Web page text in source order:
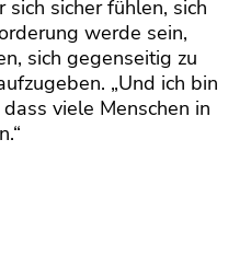
sich sicher fühlen, sich
werde sein,
sich gegenseitig zu
„Und ich bin
viele Menschen in